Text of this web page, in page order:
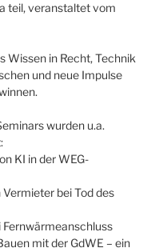
teil, veranstaltet vom
Wissen in Recht, Technik
und neue Impulse
wurden u.a.
KI in der WEG-
bei Tod des
Fernwärmeanschluss
mit der GdWE – ein